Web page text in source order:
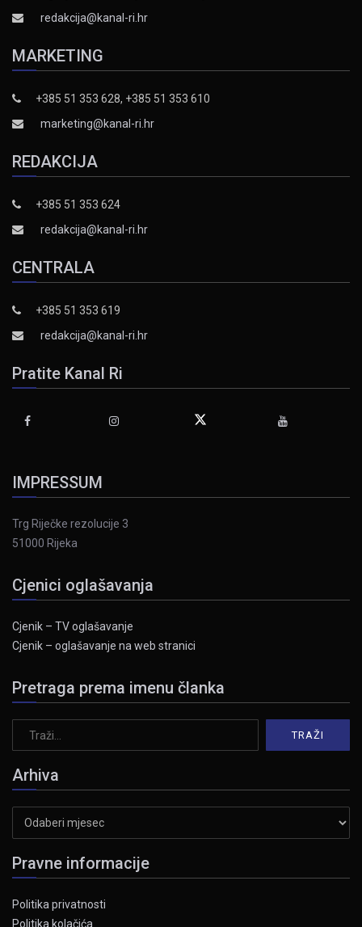
redakcija@kanal-ri.hr
MARKETING
+385 51 353 628, +385 51 353 610
marketing@kanal-ri.hr
REDAKCIJA
+385 51 353 624
redakcija@kanal-ri.hr
CENTRALA
+385 51 353 619
redakcija@kanal-ri.hr
Pratite Kanal Ri
IMPRESSUM
Trg Riječke rezolucije 3
51000 Rijeka
Cjenici oglašavanja
Cjenik – TV oglašavanje
Cjenik – oglašavanje na web stranici
Pretraga prema imenu članka
Arhiva
Pravne informacije
Politika privatnosti
Politika kolačića